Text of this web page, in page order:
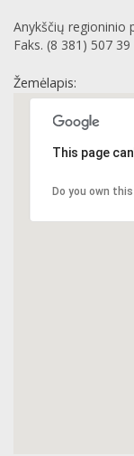
Anykščių regioninio
Faks. (8 381) 507 39
Žemėlapis:
This page
Do you own